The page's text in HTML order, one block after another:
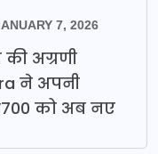
7, 2026
अग्रणी
ने अपनी
को अब नए